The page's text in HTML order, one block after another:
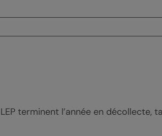
terminent l’année en décollecte,